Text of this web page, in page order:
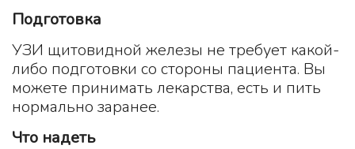
Подготовка
УЗИ щитовидной железы не требует какой-
либо подготовки со стороны пациента. Вы
можете принимать лекарства, есть и пить
нормально заранее.
Что надеть